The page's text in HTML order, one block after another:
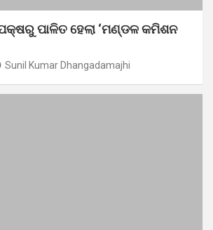
ପକ୍ଷରୁ ପାଳିତ ହେଲା ‘ମଣ୍ଡଳ କମିଶନ
Sunil Kumar Dhangadamajhi